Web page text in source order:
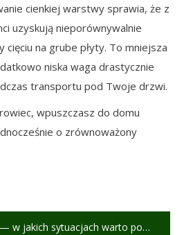
cienkiej warstwy sprawia, że z
uzyskują nieporównywalnie
cięciu na grube płyty. To mniejsza
niska waga drastycznie
transportu pod Twoje drzwi.
wpuszczasz do domu
o zrównoważony
warto postawić na indywidualne rozwiązanie?